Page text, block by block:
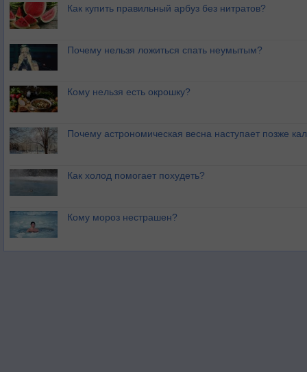
Как купить правильный арбуз без нитратов?
Почему нельзя ложиться спать неумытым?
Кому нельзя есть окрошку?
Почему астрономическая весна наступает позже
Как холод помогает похудеть?
Кому мороз нестрашен?